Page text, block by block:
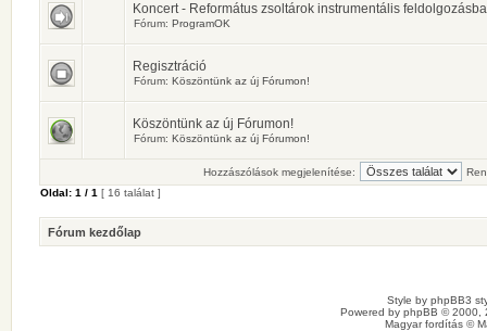
Koncert - Református zsoltárok instrumentális
Fórum: ProgramOK
Regisztráció
Fórum: Köszöntünk az új Fórumon!
Köszöntünk az új Fórumon!
Fórum: Köszöntünk az új Fórumon!
Hozzászólások megjelenítése:
Oldal: 1 / 1 [ 16 találat ]
Fórum kezdőlap
Style by phpBB3
Powered by phpBB © 2000,
Magyar fordítás ©